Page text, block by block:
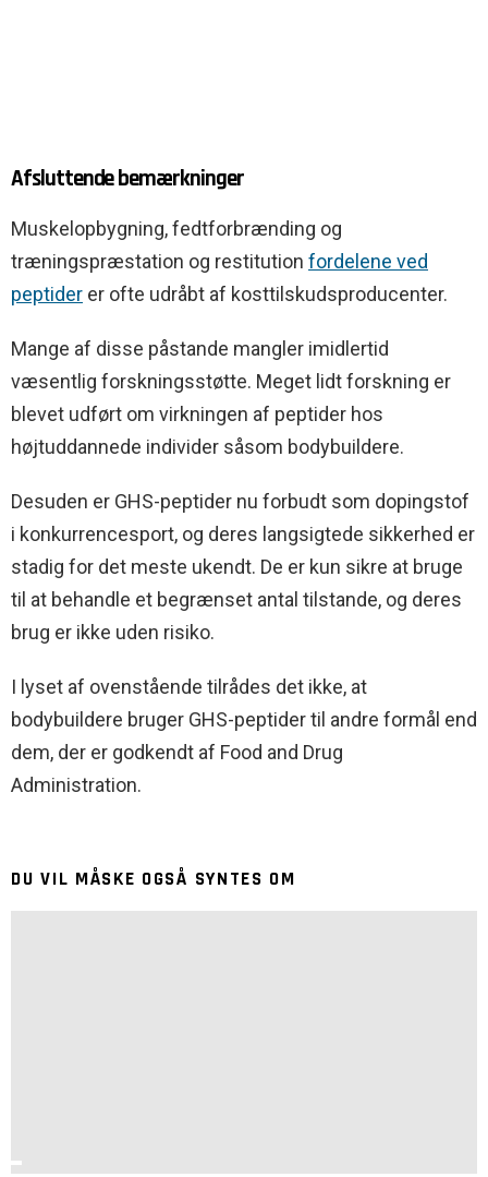
Afsluttende bemærkninger
Muskelopbygning, fedtforbrænding og
træningspræstation og restitution fordelene ved
peptider er ofte udråbt af kosttilskudsproducenter.
Mange af disse påstande mangler imidlertid
væsentlig forskningsstøtte. Meget lidt forskning er
blevet udført om virkningen af peptider hos
højtuddannede individer såsom bodybuildere.
Desuden er GHS-peptider nu forbudt som dopingstof
i konkurrencesport, og deres langsigtede sikkerhed er
stadig for det meste ukendt. De er kun sikre at bruge
til at behandle et begrænset antal tilstande, og deres
brug er ikke uden risiko.
I lyset af ovenstående tilrådes det ikke, at
bodybuildere bruger GHS-peptider til andre formål end
dem, der er godkendt af Food and Drug
Administration.
DU VIL MÅSKE OGSÅ SYNTES OM